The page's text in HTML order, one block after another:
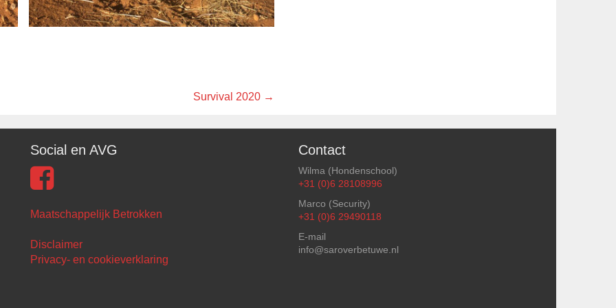
Survival 2020 →
Social en AVG
Maatschappelijk Betrokken
Disclaimer
Privacy- en cookieverklaring
Contact
Wilma (Hondenschool)
+31 (0)6 28108996
Marco (Security)
+31 (0)6 29490118
E-mail
info@saroverbetuwe.nl